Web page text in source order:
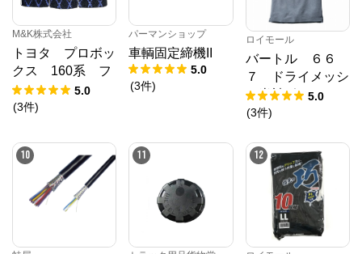
M&K株式会社
トヨタ プロボッ
クス 160系 フ
ロアマット H2
6/9～ カーマッ
ルス 消臭 エ
クセレントタイプ
5.0
(3件)
パーマンショップ
車輌固定締機II
5.0
(3件)
ロイモール
バートル ６６
７ ドライメッシ
ュ半袖ポロシャ
ツ バーク ３Ｌ
5.0
(3件)
10 11 12